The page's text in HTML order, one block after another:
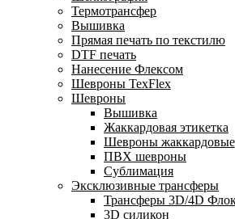
Термотрансфер
Вышивка
Прямая печать по текстилю
DTF печать
Нанесение Флексом
Шевроны TexFlex
Шевроны
Вышивка
Жаккардовая этикетка
Шевроны жаккардовые
ПВХ шевроны
Сублимация
Эксклюзивные трансферы
Трансферы 3D/4D
3D силикон